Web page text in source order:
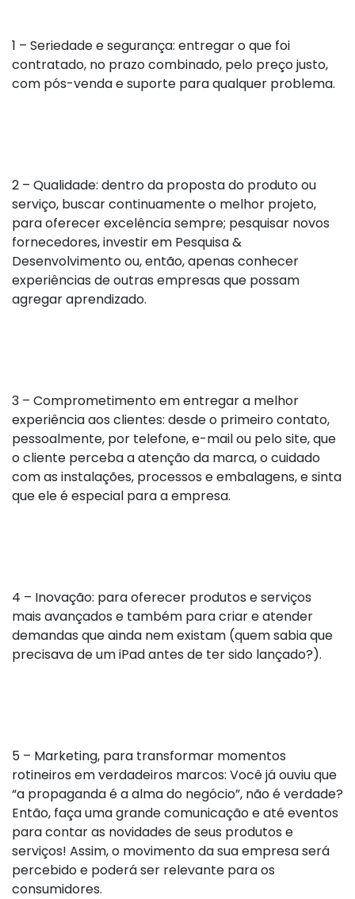
1 – Seriedade e segurança: entregar o que foi
contratado, no prazo combinado, pelo preço justo,
com pós-venda e suporte para qualquer problema.
2 – Qualidade: dentro da proposta do produto ou
serviço, buscar continuamente o melhor projeto,
para oferecer excelência sempre; pesquisar novos
fornecedores, investir em Pesquisa &
Desenvolvimento ou, então, apenas conhecer
experiências de outras empresas que possam
agregar aprendizado.
3 – Comprometimento em entregar a melhor
experiência aos clientes: desde o primeiro contato,
pessoalmente, por telefone, e-mail ou pelo site, que
o cliente perceba a atenção da marca, o cuidado
com as instalações, processos e embalagens, e sinta
que ele é especial para a empresa.
4 – Inovação: para oferecer produtos e serviços
mais avançados e também para criar e atender
demandas que ainda nem existam (quem sabia que
precisava de um iPad antes de ter sido lançado?).
5 – Marketing, para transformar momentos
rotineiros em verdadeiros marcos: Você já ouviu que
“a propaganda é a alma do negócio”, não é verdade?
Então, faça uma grande comunicação e até eventos
para contar as novidades de seus produtos e
serviços! Assim, o movimento da sua empresa será
percebido e poderá ser relevante para os
consumidores.